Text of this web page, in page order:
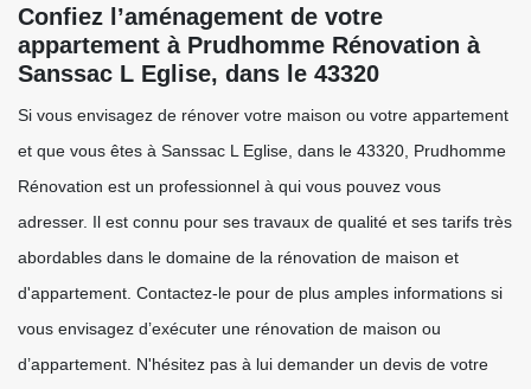
Confiez l’aménagement de votre
appartement à Prudhomme Rénovation à
Sanssac L Eglise, dans le 43320
Si vous envisagez de rénover votre maison ou votre appartement
et que vous êtes à Sanssac L Eglise, dans le 43320, Prudhomme
Rénovation est un professionnel à qui vous pouvez vous
adresser. Il est connu pour ses travaux de qualité et ses tarifs très
abordables dans le domaine de la rénovation de maison et
d'appartement. Contactez-le pour de plus amples informations si
vous envisagez d’exécuter une rénovation de maison ou
d’appartement. N'hésitez pas à lui demander un devis de votre